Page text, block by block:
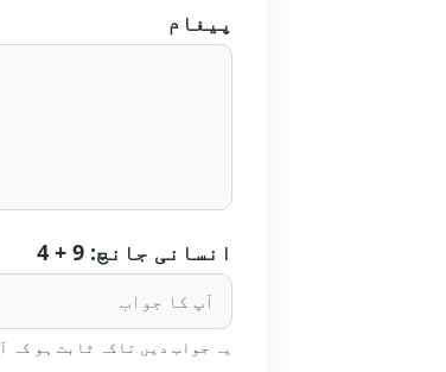
پیغام
انسانی جانچ: 9 + 4
یہ جواب دیں تاکہ ثابت ہو کہ